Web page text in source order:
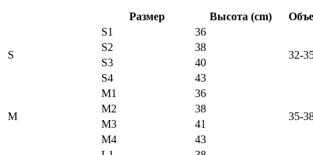
Размер Высота (cm)
S
S1
36
32-
S2
38
S3
40
S4
43
M
M1
36
35-
M2
38
M3
41
M4
43